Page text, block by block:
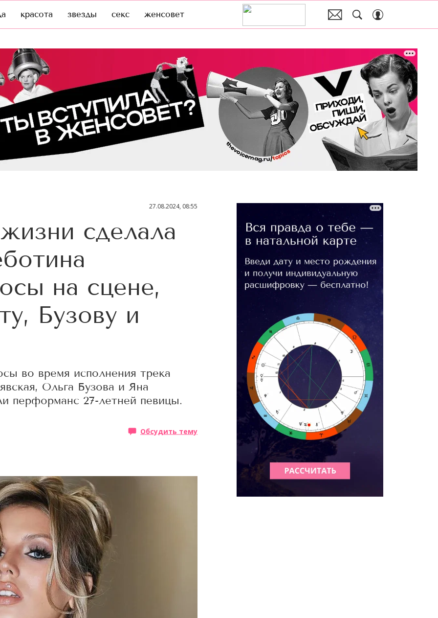
красота звезды секс женсовет
27.08.2024, 08:55
сделала
на сцене,
Бузову и
во время исполнения трека
Ольга Бузова и Яна
перформанс 27-летней певицы.
Обсудить тему